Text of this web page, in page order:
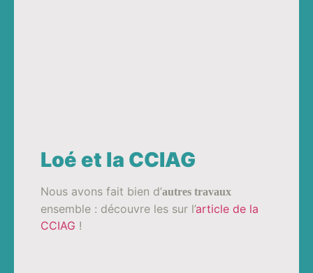
Loé et la CCIAG
Nous avons fait bien d’autres travaux
ensemble : découvre les sur l’article de la
CCIAG !